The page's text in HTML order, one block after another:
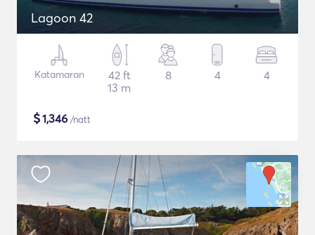
Lagoon 42
Katamaran
42 ft
13 m
8 4 4
$1,346 /natt